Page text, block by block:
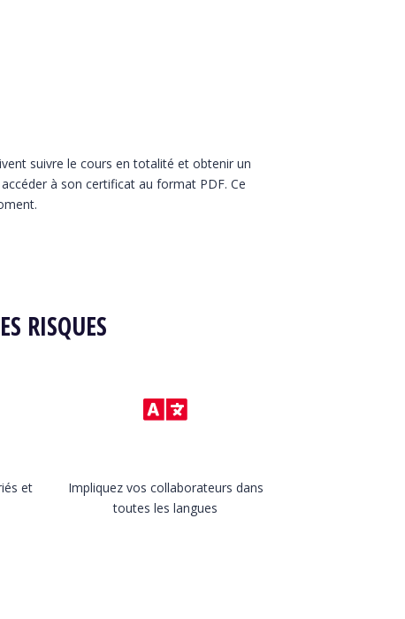
suivre le cours en totalité et obtenir un
à son certificat au format PDF. Ce
RISQUES
et
Impliquez vos collaborateurs dans
toutes les langues